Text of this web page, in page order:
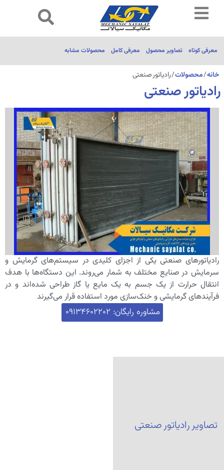
معرفی کوتاه تصاویر محصول معرفی کامل محصولات مشابه
خانه/محصولات/ رادیاتور صنعتی
رادیاتور صنعتی
رادیاتورهای صنعتی یکی از اجزای کلیدی در سیستم‌های گرمایش و
سرمایش در صنایع مختلف به شمار می‌روند. این دستگاه‌ها با هدف
انتقال حرارت از یک جسم به یک مایع یا گاز طراحی شده‌اند و در
فرآیندهای گرمایشی و خنک‌سازی مورد استفاده قرار می‌گیرند
مشاوره رایگان: 09134602202
تصاویر رادیاتور صنعتی